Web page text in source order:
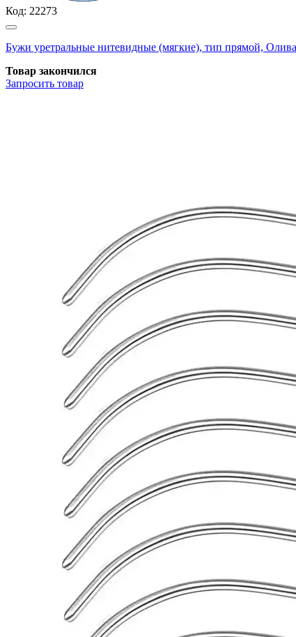
Код: 22273
Бужи уретральные нитевидные (мягкие), тип прямой,
Товар закончился
Запросить товар